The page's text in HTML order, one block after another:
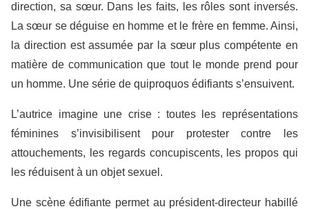
direction, sa sœur. Dans les faits, les rôles sont inversés.
La sœur se déguise en homme et le frère en femme. Ainsi,
la direction est assumée par la sœur plus compétente en
matière de communication que tout le monde prend pour
un homme. Une série de quiproquos édifiants s’ensuivent.
L’autrice imagine une crise : toutes les représentations
féminines s’invisibilisent pour protester contre les
attouchements, les regards concupiscents, les propos qui
les réduisent à un objet sexuel.
Une scène édifiante permet au président-directeur habillé